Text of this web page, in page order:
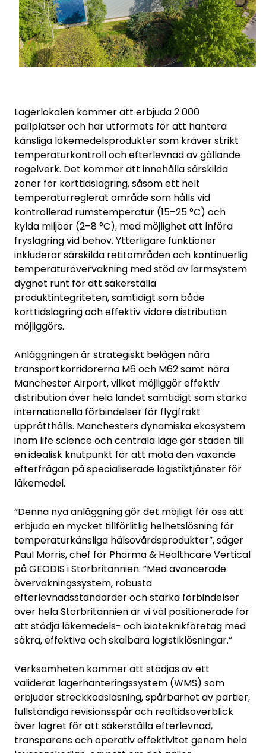
Lagerlokalen kommer att erbjuda 2 000
pallplatser och har utformats för att hantera
känsliga läkemedelsprodukter som kräver strikt
temperaturkontroll och efterlevnad av gällande
regelverk. Det kommer att innehålla särskilda
zoner för korttidslagring, såsom ett helt
temperaturreglerat område som hålls vid
kontrollerad rumstemperatur (15–25 °C) och
kylda miljöer (2–8 °C), med möjlighet att införa
fryslagring vid behov. Ytterligare funktioner
inkluderar särskilda retitområden och kontinuerlig
temperaturövervakning med stöd av larmsystem
dygnet runt för att säkerställa
produktintegriteten, samtidigt som både
korttidslagring och effektiv vidare distribution
möjliggörs.
Anläggningen är strategiskt belägen nära
transportkorridorerna M6 och M62 samt nära
Manchester Airport, vilket möjliggör effektiv
distribution över hela landet samtidigt som starka
internationella förbindelser för flygfrakt
upprätthålls. Manchesters dynamiska ekosystem
inom life science och centrala läge gör staden till
en idealisk knutpunkt för att möta den växande
efterfrågan på specialiserade logistiktjänster för
läkemedel.
”Denna nya anläggning gör det möjligt för oss att
erbjuda en mycket tillförlitlig helhetslösning för
temperaturkänsliga hälsovårdsprodukter”, säger
Paul Morris, chef för Pharma & Healthcare Vertical
på GEODIS i Storbritannien. ”Med avancerade
övervakningssystem, robusta
efterlevnadsstandarder och starka förbindelser
över hela Storbritannien är vi väl positionerade för
att stödja läkemedels- och bioteknikföretag med
säkra, effektiva och skalbara logistiklösningar.”
Verksamheten kommer att stödjas av ett
validerat lagerhanteringssystem (WMS) som
erbjuder streckkodsläsning, spårbarhet av partier,
fullständiga revisionsspår och realtidsöverblick
över lagret för att säkerställa efterlevnad,
transparens och operativ effektivitet genom hela